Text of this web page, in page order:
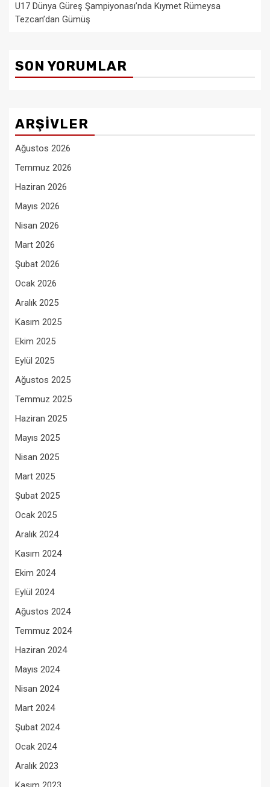
U17 Dünya Güreş Şampiyonası’nda Kıymet Rümeysa
Tezcan’dan Gümüş
SON YORUMLAR
ARŞIVLER
Ağustos 2026
Temmuz 2026
Haziran 2026
Mayıs 2026
Nisan 2026
Mart 2026
Şubat 2026
Ocak 2026
Aralık 2025
Kasım 2025
Ekim 2025
Eylül 2025
Ağustos 2025
Temmuz 2025
Haziran 2025
Mayıs 2025
Nisan 2025
Mart 2025
Şubat 2025
Ocak 2025
Aralık 2024
Kasım 2024
Ekim 2024
Eylül 2024
Ağustos 2024
Temmuz 2024
Haziran 2024
Mayıs 2024
Nisan 2024
Mart 2024
Şubat 2024
Ocak 2024
Aralık 2023